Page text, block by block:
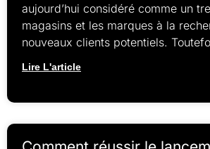
aujourd’hui considéré comme un
magasins et les marques à la
nouveaux clients potentiels.
Lire L'article